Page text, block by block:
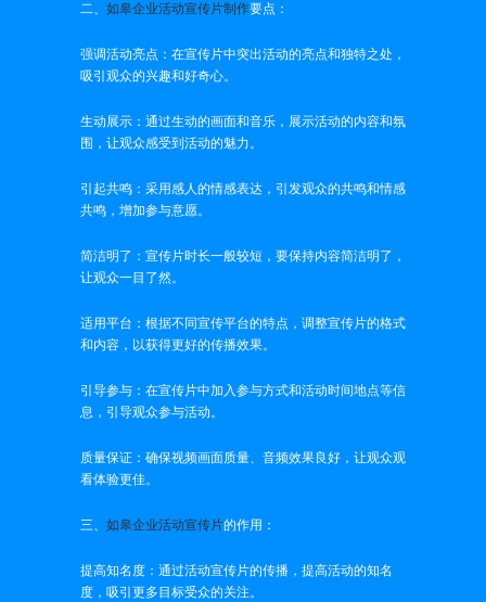
二、 如皋企业活动宣传片制作要点：
强调活动亮点：在宣传片中突出活动的亮点和独特之处，
吸引观众的兴趣和好奇心。
生动展示：通过生动的画面和音乐，展示活动的内容和氛
围，让观众感受到活动的魅力。
引起共鸣：采用感人的情感表达，引发观众的共鸣和情感
共鸣，增加参与意愿。
简洁明了：宣传片时长一般较短，要保持内容简洁明了，
让观众一目了然。
适用平台：根据不同宣传平台的特点，调整宣传片的格式
和内容，以获得更好的传播效果。
引导参与：在宣传片中加入参与方式和活动时间地点等信
息，引导观众参与活动。
质量保证：确保视频画面质量、音频效果良好，让观众观
看体验更佳。
三、 如皋企业活动宣传片的作用：
提高知名度：通过活动宣传片的传播，提高活动的知名
度，吸引更多目标受众的关注。